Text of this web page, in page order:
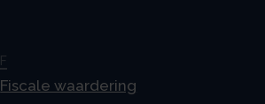
F
Fiscale waardering